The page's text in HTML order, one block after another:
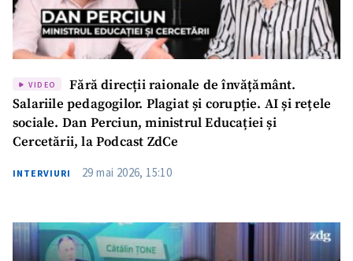
VIDEO
Fără direcții raionale de învățământ.
Salariile pedagogilor. Plagiat și corupție. AI și rețele
sociale. Dan Perciun, ministrul Educației și
Cercetării, la Podcast ZdCe
INTERVIURI 29 mai 2026, 15:10